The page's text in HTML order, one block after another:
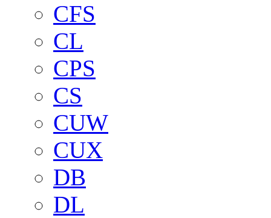
CFS
CL
CPS
CS
CUW
CUX
DB
DL